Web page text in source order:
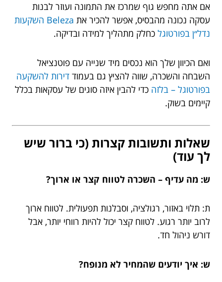
אם אתה מחפש גוף שמרכז את התמונה ועוזר לבנות
עסקה נכונה מהבסיס, אפשר להכיר את
Beleza השקעות
נדל״ן בפורטוגל כחלק מתהליך למידה ובדיקה.
ואם הכיוון שלך הוא נכסים מיד שנייה עם פוטנציאל
השבחה והשכרה, שווה להציץ גם בעמוד דירות להשקעה
בפורטוגל – בלזה כדי להבין איזה סוגים של עסקאות בכלל
קיימים בשוק.
שאלות ותשובות קצרות (כי ברור שיש
לך עוד)
ש: מה עדיף – השכרה לטווח קצר או ארוך?
ת: תלוי באזור, רגולציה, וסבלנות תפעולית. לטווח ארוך
לרוב יותר רגוע. לטווח קצר יכול להיות רווחי יותר, אבל
דורש ניהול חד.
ש: איך יודעים שהמחיר לא מנופח?